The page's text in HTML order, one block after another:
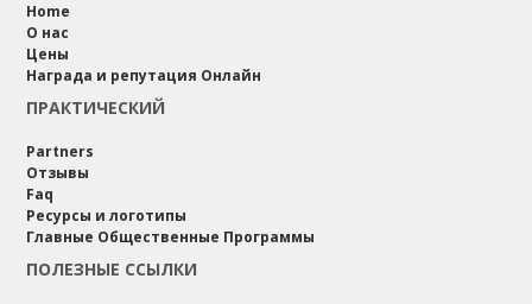
Home
О нас
Цены
Награда и репутация Онлайн
ПРАКТИЧЕСКИЙ
Partners
Отзывы
Faq
Ресурсы и логотипы
Главные Общественные Программы
ПОЛЕЗНЫЕ ССЫЛКИ